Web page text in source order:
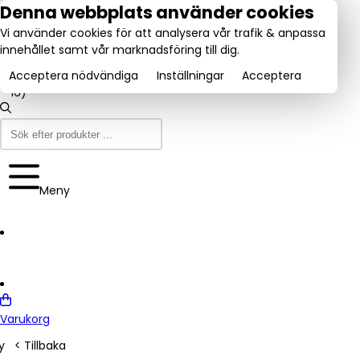
tel:
160840
(9-12
& 13-
16)
Trustpilot
Utmärkt:
4.6/5
Meny
Varukorg
< Tillbaka
Denna webbplats använder cookies
Vi använder cookies för att analysera vår trafik & anpassa
innehållet samt vår marknadsföring till dig.
Acceptera nödvändiga
Inställningar Acceptera